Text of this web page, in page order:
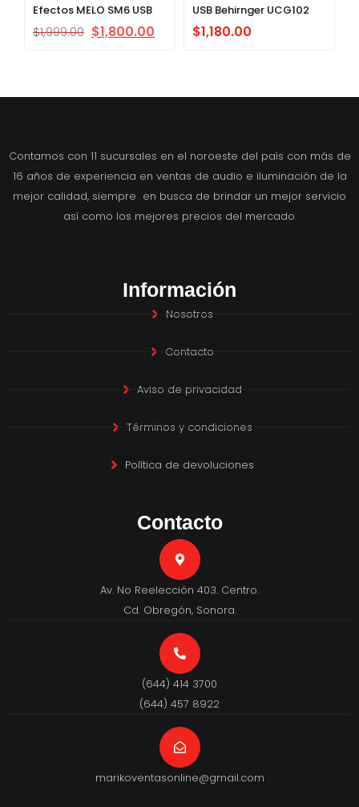
Efectos MELO SM6 USB
$1,999.00 $1,800.00
USB Behirnger UCG102
$1,180.00
Contamos con 11 sucursales en el noroeste del país con más de
16 años de experiencia en ventas de audio e iluminación de la
mejor calidad, siempre en busca de brindar un mejor servicio
así como los mejores precios del mercado.
Información
Nosotros
Contacto
Aviso de privacidad
Términos y condiciones
Política de devoluciones
Contacto
Av. No Reelección 403. Centro.
Cd. Obregón, Sonora.
(644) 414 3700
(644) 457 8922
marikoventasonline@gmail.com